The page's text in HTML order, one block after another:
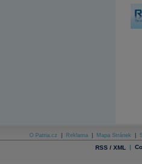
Archiv - Měsíční makroekonomické přehledy
O Patria.cz Reklama Mapa Stránek
RSS / XML |